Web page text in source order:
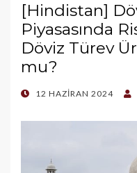
[Hindistan]
Piyasasında
Döviz Türev
mu?
POSTED
12 HAZIRAN 2024